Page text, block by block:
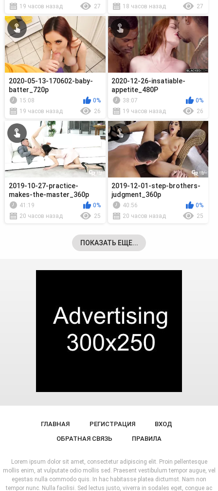
19 часов назад
27
18 часов назад
27
2020-05-13-170602-baby-
batter_720p
15:08
0%
19 часов назад
26
2020-12-26-insatiable-
appetite_480P
38:07
0%
19 часов назад
26
2019-10-27-practice-
makes-the-master_360p
41:19
0%
20 часов назад
25
2019-12-01-step-brothers-
judgment_360p
40:56
0%
20 часов назад
25
ПОКАЗАТЬ ЕЩЕ...
ГЛАВНАЯ РЕГИСТРАЦИЯ
ВХОД
ОБРАТНАЯ СВЯЗЬ
ПРАВИЛА
Lorem ipsum dolor sit amet, consectetur adipiscing elit. Proin pellentesque
mollis enim, at vulputate odio mollis sed. Praesent vestibulum tempor augue, vel
egestas nulla commodo quis. In hac habitasse platea dictumst. Nam non
tempor nunc. Nulla facilisi. Sed lectus justo, viverra in sodales eget, congue ac